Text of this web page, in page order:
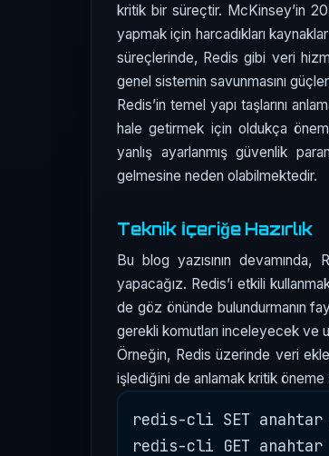
kritik bir süreçtir. McKinsey’in
yapmak için harcadıkları
süreçlerinde, Redis gibi veri
genel sistemin savunmasını
Redis’in temel yapı taşlarını
hale getirmek için oldukça
yanlış ayarlanmış güvenlik
gelmesine neden olabilmektedir.
Teknik İçeriğe Hazırlık
Bu blog yazısının
yapacağız. Redis’i etkili
de göz önünde bulundurmanın
gerekli komutları inceleyecek ve
Örneğin, Redis üzerinde veri
işlediğini de anlamak kritik öneme
redis-cli SET anahtar